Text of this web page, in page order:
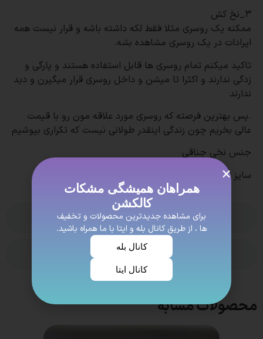
بدون نظر
ویژگی ها
۳_نخ کش
ممکنه یک روسری مثلا فقط لکه داشته باشه و قرار نیست همه
ایرادات در یک روسری مشاهده بشه.
تاکید میکنم تمام روسری ها قابل استفاده هستند و پارگی و
زدگی ندارند و اکثرا تا میشن و داخل روسری قرار میگیرن و دید
ندارند
.پس بهترین فرصته که روسری مورد علاقه مون رو با قیمت
عالی بخریم چون زندگی اینقدر طولانی نیست که تکراری بپوشیم
جنس نخی جناقی
سایز حدود 135
محصولات مشابه
همراهان همیشگی مشکات
کالکشن
برای مشاهده جدیدترین محصولات و تخفیف
ها ، از طریق کانال بله و ایتا با ما همراه باشید.
کانال بله
کانال ایتا